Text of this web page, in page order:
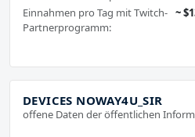
Einnahmen pro Tag mit Twitch-
Partnerprogramm:
~
DEVICES NOWAY4U_SIR
offene Daten der öffentlichen